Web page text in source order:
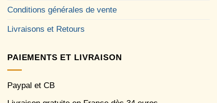
Conditions générales de vente
Livraisons et Retours
PAIEMENTS ET LIVRAISON
Paypal et CB